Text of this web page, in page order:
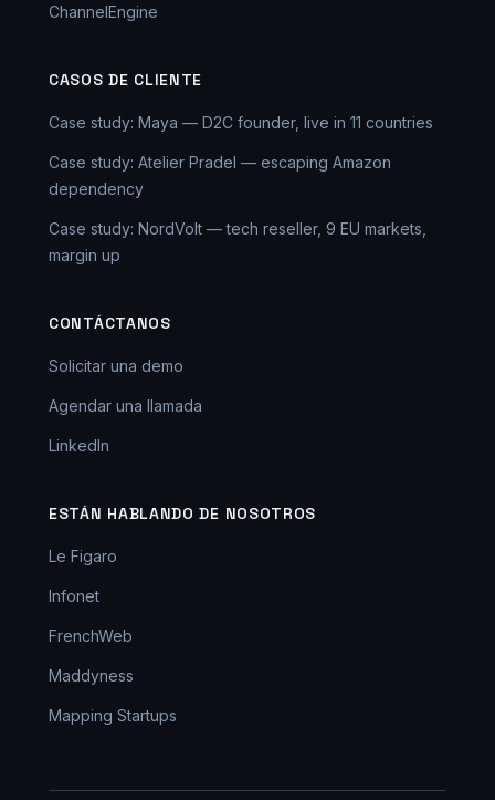
ChannelEngine
CASOS DE CLIENTE
Case study: Maya — D2C founder, live in 11 countries
Case study: Atelier Pradel — escaping Amazon
dependency
Case study: NordVolt — tech reseller, 9 EU markets,
margin up
CONTÁCTANOS
Solicitar una demo
Agendar una llamada
LinkedIn
ESTÁN HABLANDO DE NOSOTROS
Le Figaro
Infonet
FrenchWeb
Maddyness
Mapping Startups